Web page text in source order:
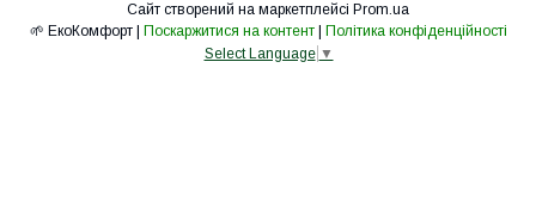
Сайт створений на маркетплейсі Prom.ua
Поскаржитися на контент
Політика конфіденційності
Select Language ▼